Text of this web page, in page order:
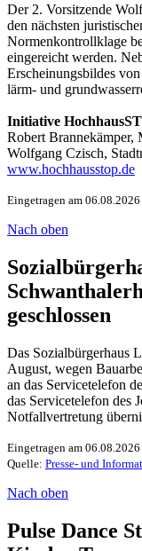
Der 2. Vorsitzende
den nächsten
Normenkontrollklage
eingereicht werden.
Erscheinungsbildes
lärm- und
Initiative
Robert Brannekämper,
Wolfgang Czisch,
www.hochhausstop.de
Eingetragen am 06.08.2026
Nach oben
geschlossen
Das Sozialbürgerhaus
August, wegen
an das Servicetelefon
das Servicetelefon des
Notfallvertretung
Eingetragen am 06.08.2026
Quelle: Presse- und
Nach oben
Pulse Dance